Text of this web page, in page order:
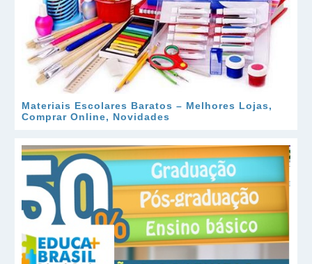
Materiais Escolares Baratos – Melhores Lojas,
Comprar Online, Novidades